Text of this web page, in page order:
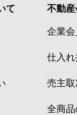
て 不動
企業
仕入
売主
全商